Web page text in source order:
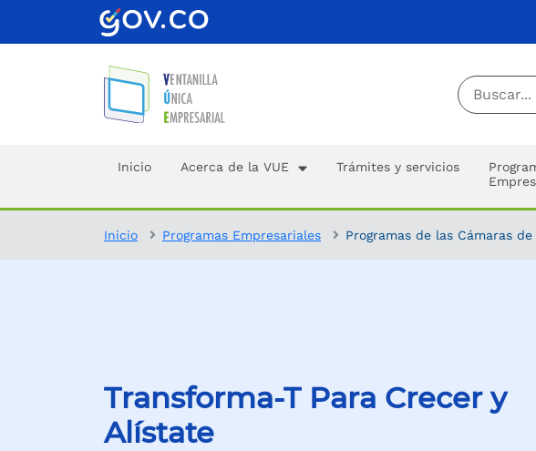
Inicio Acerca de la VUE Trámites y servicios
Inicio Programas Empresariales Programas de las Cámaras
Transforma-T Para Crecer y
Alístate